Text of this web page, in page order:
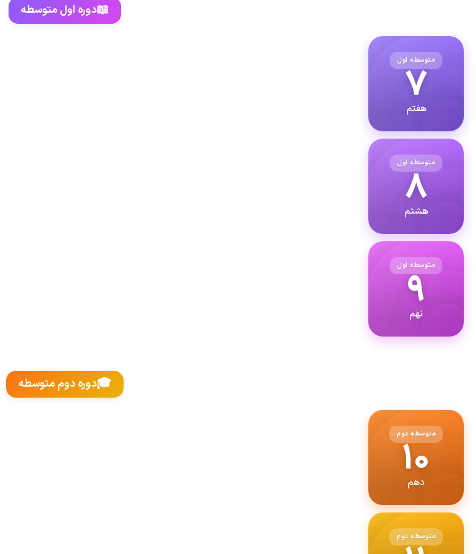
📖دوره اول متوسطه
متوسطه اول
۷
هفتم
متوسطه اول
۸
هشتم
متوسطه اول
۹
نهم
🎓دوره دوم متوسطه
متوسطه دوم
۱۰
دهم
متوسطه دوم